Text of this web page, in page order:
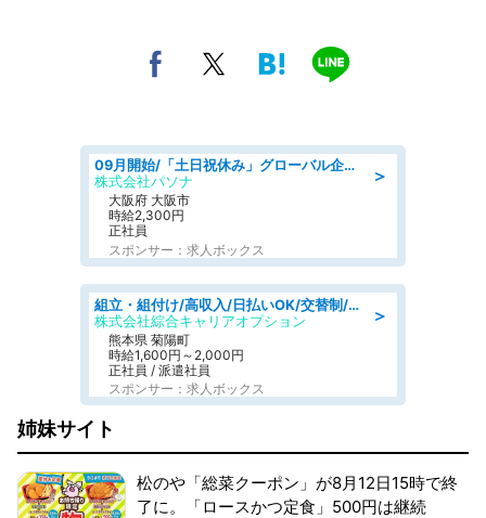
＞
09月開始/「土日祝休み」グローバル企業での産業保健のお仕事/保健師/高時給/残業なし/服装自由
株式会社パソナ
大阪府 大阪市
時給2,300円
正社員
スポンサー：求人ボックス
＞
組立・組付け/高収入/日払いOK/交替制/20・30・40代活躍中/製造 工場
株式会社綜合キャリアオプション
熊本県 菊陽町
時給1,600円～2,000円
正社員 / 派遣社員
スポンサー：求人ボックス
姉妹サイト
松のや「総菜クーポン」が8月12日15時で終
了に。「ロースかつ定食」500円は継続